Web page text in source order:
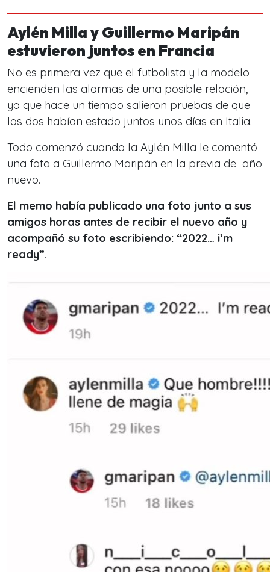
Aylén Milla y Guillermo Maripán
estuvieron juntos en Francia
No es primera vez que el futbolista y la modelo
encienden las alarmas de una posible relación,
ya que hace un tiempo salieron pruebas de que
los dos habían estado juntos unos días en Italia.
Todo comenzó cuando la Aylén Milla le comentó
una foto a Guillermo Maripán en la previa de año
nuevo.
El memo había publicado una foto junto a sus
amigos horas antes de recibir el nuevo año y
acompañó su foto escribiendo: “2022… i’m
ready”.